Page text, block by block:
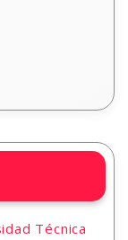
Técnica